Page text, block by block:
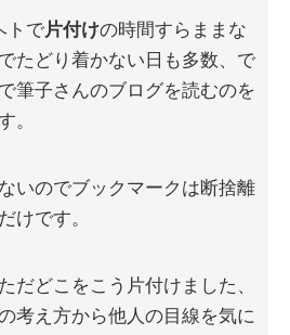
トで片付けの時間すらままな
たどり着かない日も多数、で
筆子さんのブログを読むのを
。
いのでブックマークは断捨離
けです。
だどこをこう片付けました、
考え方から他人の目線を気に